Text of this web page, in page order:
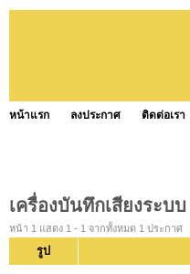
หน้าแรก ลงประกาศ ติดต่อเรา
เครื่องบันทึกเสียงระบบ
หน้า 1 แสดง 1 - 1 จากทั้งหมด 1 ประกาศ
รูป